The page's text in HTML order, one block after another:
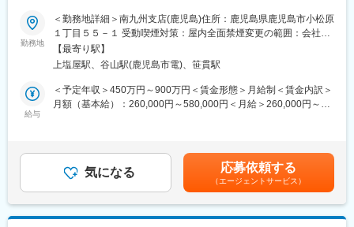
（工事管理）を担当していただきます。都市部においては、複合
利用目的にも活用可能な最大９階建てまで可能な『多層階住宅：
ビューノ』を担当いただくケースもございます。
☆施工管理職としてワークライフバランスが整った環境☆
・年間休日127日＋有給最大25日（入社時から付与／入社日によ
って変動）。週休2日（水・日）、夏季・年末年始休暇などが整備
・フレックスタイム制の導入で、コアタイムなしの柔軟な勤務が
可能。直行直帰の仕事スタイルで通勤負担を軽減できます（社用
勤務地
＜勤務地詳細＞南九州支店(鹿児島)住所：鹿児島県鹿児島市小松原
１丁目５５－１ 受動喫煙対策：屋内全面禁煙変更の範囲：会社の
定める事業所
【最寄り駅】
上塩屋駅、谷山駅(鹿児島市電)、笹貫駅
給与
＜予定年収＞450万円～900万円＜賃金形態＞月給制＜賃金内訳＞
月額（基本給）：260,000円～580,000円＜月給＞260,000円～
気になる 応募依頼する
（エージェントサービス）